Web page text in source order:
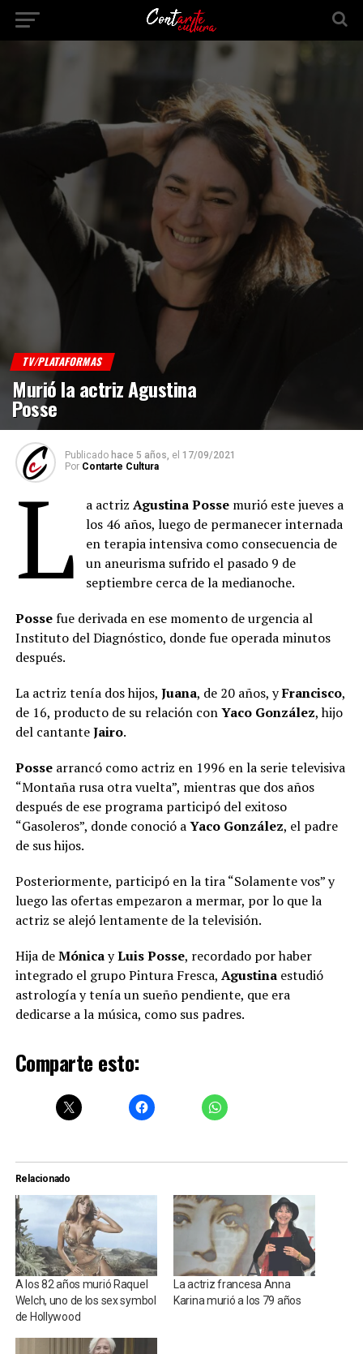
TV/PLATAFORMAS
Murió la actriz Agustina
Posse
Publicado hace 5 años, el 17/09/2021
Por Contarte Cultura
L a actrizAgustina Posse murió este jueves a
los 46 años, luego de permanecer internada
en terapia intensiva como consecuencia de
un aneurisma sufrido el pasado 9 de
septiembre cerca de la medianoche.
Possefue derivada en ese momento de urgencia al
Instituto del Diagnóstico, donde fue operada minutos
después.
La actriz tenía dos hijos, Juana, de 20 años, yFrancisco,
de 16, producto de su relación conYaco González, hijo
del cantanteJairo.
Posse arrancó como actriz en 1996 en la serie televisiva
“Montaña rusa otra vuelta”, mientras que dos años
después de ese programa participó del exitoso
“Gasoleros”, donde conoció aYaco González, el padre
de sus hijos.
Posteriormente, participó en la tira “Solamente vos” y
luego las ofertas empezaron a mermar, por lo que la
actriz se alejó lentamente de la televisión.
Hija deMónicayLuis Posse, recordado por haber
integrado el grupo Pintura Fresca, Agustinaestudió
astrología y tenía un sueño pendiente, que era
dedicarse a la música, como sus padres.
Comparte esto:
Relacionado
A los 82 años murió Raquel
Welch, uno de los sex symbol
de Hollywood
La actriz francesa Anna
Karina murió a los 79 años